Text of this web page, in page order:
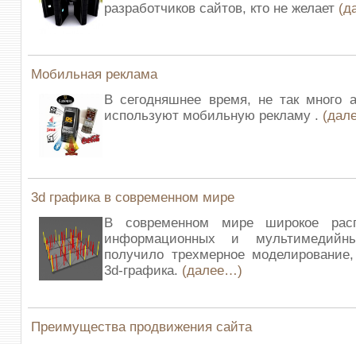
разработчиков сайтов, кто не желает
Мобильная реклама
В сегодняшнее время, не так много
используют мобильную рекламу .
3d графика в современном мире
В современном мире широкое
информационных и
получило трехмерное
3d-графика. (далее…)
Преимущества продвижения сайта